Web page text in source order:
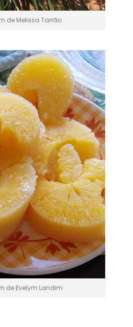
de Melissa Tarrão
de Evelym Landim